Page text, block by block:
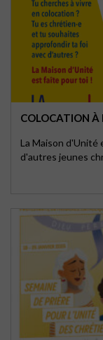
COLOCATION À
La Maison
d'autres jeunes